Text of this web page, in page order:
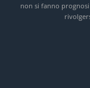
non si fanno